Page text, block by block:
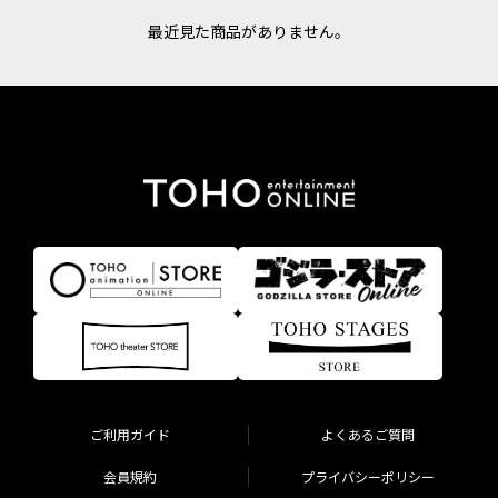
最近見た商品がありません。
ご利用ガイド よくあるご質問
会員規約 プライバシーポリシー